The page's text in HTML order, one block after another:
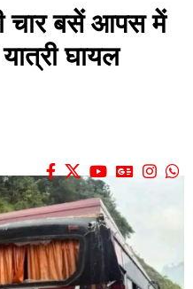
चार बसें आपस में
घायल